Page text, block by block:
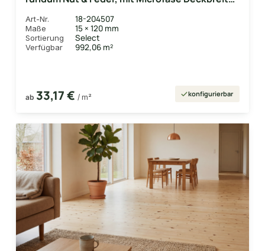
Art-Nr. 18-204507
Maße 15 × 120 mm
Sortierung Select
Verfügbar 992,06 m²
ab 33,17 € / m² konfigurierbar